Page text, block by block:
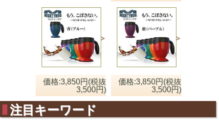
価格:3,850円(税抜
3,500円)
価格:3,850円(税抜
3,500円)
注目キーワード